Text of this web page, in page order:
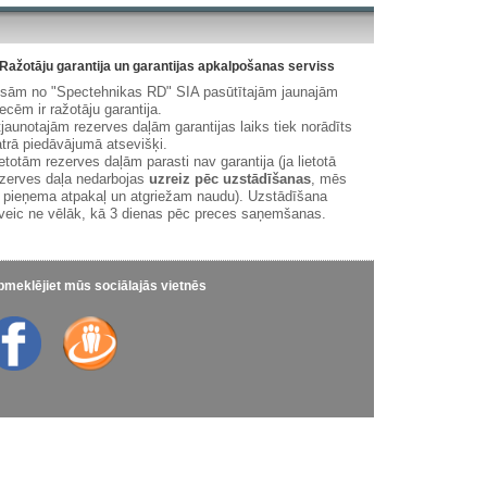
garantija un garantijas apkalpošanas serviss
no "Spectehnikas RD" SIA pasūtītajām jaunajām
ir ražotāju garantija.
rezerves daļām garantijas laiks tiek norādīts
piedāvājumā atsevišķi.
rezerves daļām parasti nav garantija (ja lietotā
daļa nedarbojas uzreiz pēc uzstādīšanas, mēs
atpakaļ un atgriežam naudu). Uzstādīšana
ne vēlāk, kā 3 dienas pēc preces saņemšanas.
mūs sociālajās vietnēs